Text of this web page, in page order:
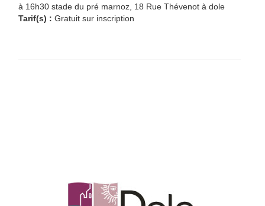
à 16h30 stade du pré marnoz, 18 Rue Thévenot à dole
Tarif(s) : Gratuit sur inscription